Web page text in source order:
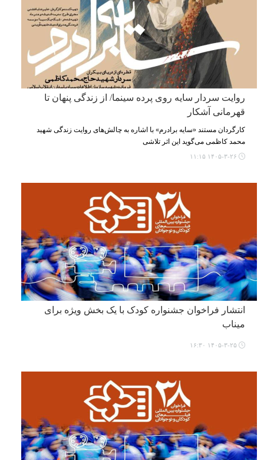
روایت سردار سایه روی پرده سینما/ از زندگی پنهان تا
قهرمانی آشکار
کارگردان مستند «سایه برادرم» با اشاره به چالش‌های روایت زندگی شهید
محمد کاظمی می‌گوید این اثر تلاشی
انتشار فراخوان جشنواره کودک با یک بخش ویژه برای
میناب